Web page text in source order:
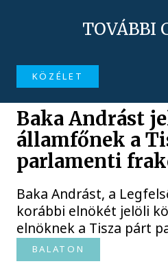
TOVÁBBI
KÖZÉLET
Baka Andrást
államfőnek a
parlamenti
Baka Andrást, a
korábbi elnökét jelöli
elnöknek a Tisza párt
BALATON